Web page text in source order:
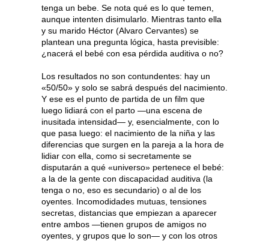
tenga un bebe. Se nota qué es lo que temen,
aunque intenten disimularlo. Mientras tanto ella
y su marido Héctor (Alvaro Cervantes) se
plantean una pregunta lógica, hasta previsible:
¿nacerá el bebé con esa pérdida auditiva o no?
Los resultados no son contundentes: hay un
«50/50» y solo se sabrá después del nacimiento.
Y ese es el punto de partida de un film que
luego lidiará con el parto —una escena de
inusitada intensidad— y, esencialmente, con lo
que pasa luego: el nacimiento de la niña y las
diferencias que surgen en la pareja a la hora de
lidiar con ella, como si secretamente se
disputarán a qué «universo» pertenece el bebé:
a la de la gente con discapacidad auditiva (la
tenga o no, eso es secundario) o al de los
oyentes. Incomodidades mutuas, tensiones
secretas, distancias que empiezan a aparecer
entre ambos —tienen grupos de amigos no
oyentes, y grupos que lo son— y con los otros